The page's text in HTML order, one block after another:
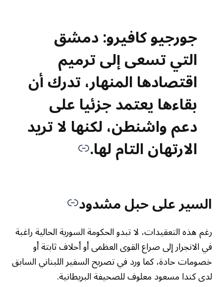
جورجيو كافيرو: دمشق
التي تسعى إلى ترميم
اقتصادها المنهار، تدرك أن
بقاءها يعتمد جزئيا على
دعم واشنطن، لكنها لا تريد
الارتهان التام لها.
السير على حبل مشدود
رغم هذه التعقيدات، لا تبدو الحكومة السورية الحالية راغبة
في الانجرار إلى صراع القوى العظمى أو أحلاف ثابتة أو
خصومات حادة، كما ورد في تصريح السفير اللبناني السابق
لدى كندا مسعود معلوف للصحيفة البريطانية.